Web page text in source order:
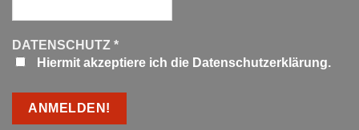
DATENSCHUTZ *
Hiermit akzeptiere ich die Datenschutzerklärung.